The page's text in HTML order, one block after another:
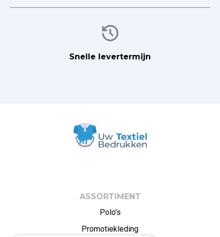
Afbeelding
Snelle levertermijn
ASSORTIMENT
Polo's
Promotiekleding